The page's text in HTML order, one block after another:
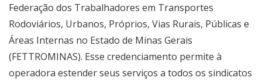
Federação dos Trabalhadores em Transportes
Rodoviários, Urbanos, Próprios, Vias Rurais, Públicas e
Áreas Internas no Estado de Minas Gerais
(FETTROMINAS). Esse credenciamento permite à
operadora estender seus serviços a todos os sindicatos